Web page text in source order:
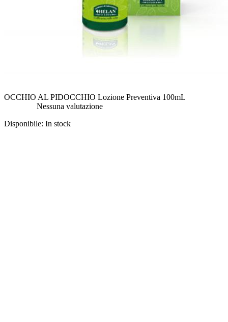
OCCHIO AL PIDOCCHIO Lozione Preventiva 100mL
Nessuna valutazione
Disponibile: In stock